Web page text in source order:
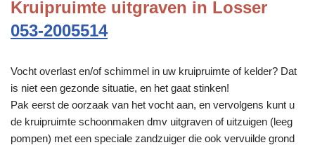
Kruipruimte uitgraven in Losser
053-2005514
Vocht overlast en/of schimmel in uw kruipruimte of kelder? Dat
is niet een gezonde situatie, en het gaat stinken!
Pak eerst de oorzaak van het vocht aan, en vervolgens kunt u
de kruipruimte schoonmaken dmv uitgraven of uitzuigen (leeg
pompen) met een speciale zandzuiger die ook vervuilde grond